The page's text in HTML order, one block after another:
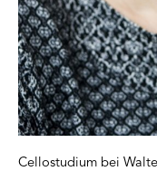
Cellostudium bei